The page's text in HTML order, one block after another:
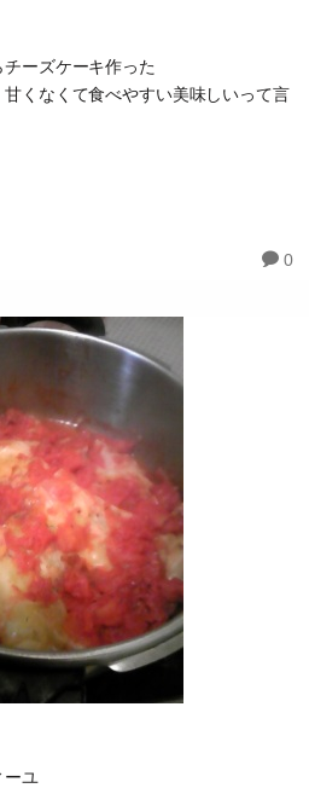
ーズケーキ作った
くなくて食べやすい美味しいって言
0
ーユ